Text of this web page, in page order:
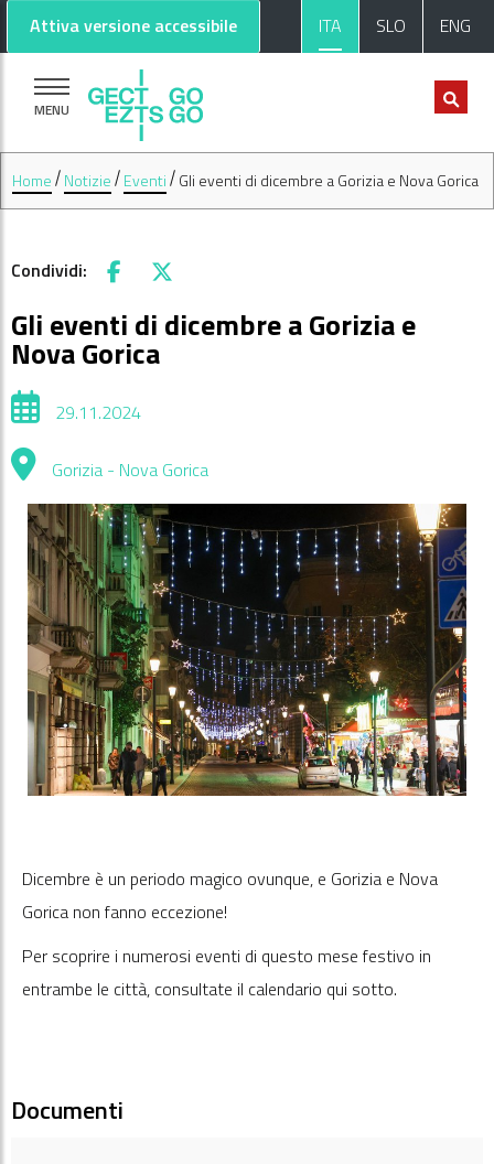
Vai al contenuto principale
Vai al footer
Attiva versione accessibile ITA SLO ENG
MENU
Home Notizie Eventi Gli eventi di dicembre a Gorizia e Nova Gorica
Condividi: Facebook
X
Gli eventi di dicembre a Gorizia e
Nova Gorica
29.11.2024
Gorizia - Nova Gorica
Dicembre è un periodo magico ovunque, e Gorizia e Nova
Gorica non fanno eccezione!
Per scoprire i numerosi eventi di questo mese festivo in
entrambe le città, consultate il calendario qui sotto.
Documenti